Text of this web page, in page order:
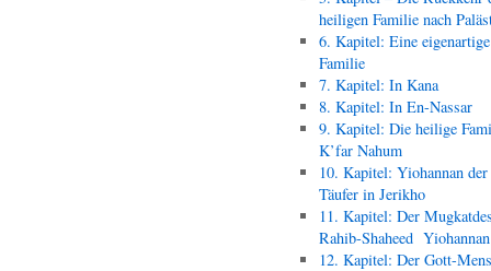
heiligen Familie nach
6. Kapitel: Eine eigenartige
Familie
7. Kapitel: In Kana
8. Kapitel: In En-Nassar
9. Kapitel: Die heilige
K’far Nahum
10. Kapitel: Yiohannan der
Täufer in Jerikho
11. Kapitel: Der
Rahib-Shaheed
12. Kapitel: Der Gott-